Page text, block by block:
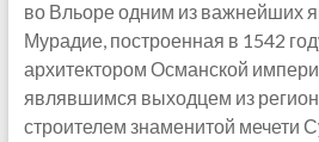
во Вльоре одним из важнейших
Мурадие, построенная в 1542
архитектором Османской
являвшимся выходцем из
строителем знаменитой мечети